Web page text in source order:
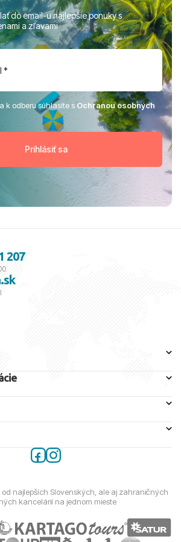
do email-u najlepšie ponuky s
a zľavami
k odberu súhlasíte sOchranou osobných
207
najlepších Slovenských, ale aj zahraničných
kancelárií na jednom mieste